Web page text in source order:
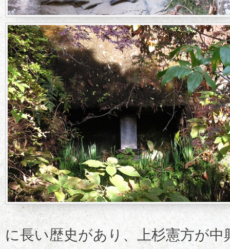
に長い歴史があり、上杉憲方が中